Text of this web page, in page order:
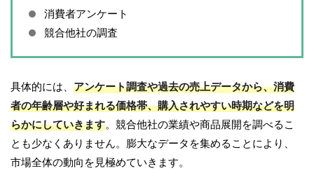
消費者アンケート
競合他社の調査
具体的には、 アンケート調査や過去の売上データから、消費
者の年齢層や好まれる価格帯、購入されやすい時期などを明
らかにしていきます。競合他社の業績や商品展開を調べるこ
とも少なくありません。膨大なデータを集めることにより、
市場全体の動向を見極めていきます。